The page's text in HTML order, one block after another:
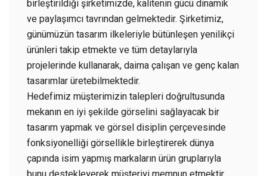
birleştirildiği şirketimizde, kalitenin gücü dinamik
ve paylaşımcı tavrından gelmektedir. Şirketimiz,
günümüzün tasarım ilkeleriyle bütünleşen yenilikçi
ürünleri takip etmekte ve tüm detaylarıyla
projelerinde kullanarak, daima çalışan ve genç kalan
tasarımlar üretebilmektedir.
Hedefimiz müşterimizin talepleri doğrultusunda
mekanın en iyi şekilde görselini sağlayacak bir
tasarım yapmak ve görsel disiplin çerçevesinde
fonksiyonelliği görsellikle birleştirerek dünya
çapında isim yapmış markaların ürün gruplarıyla